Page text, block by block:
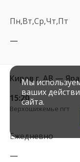
Пн,Вт,Ср,Чт,Пт
—
Киров г. АВ —
15:20
Верхошижемье пгт
Ежедневно
—
Мы
ваших
сайта.